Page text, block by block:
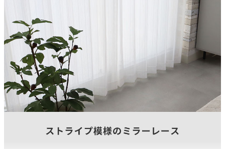
1.5倍ヒダ
山仕様
2ツ山
フック仕様
アジャスターフック
フック形態